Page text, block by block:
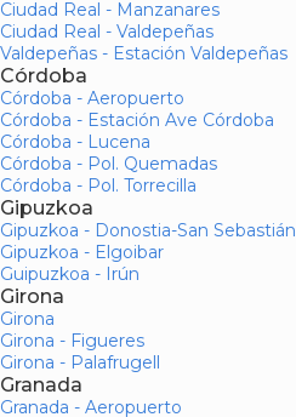
Ciudad Real - Manzanares
Ciudad Real - Valdepeñas
Valdepeñas - Estación Valdepeñas
Córdoba
Córdoba - Aeropuerto
Córdoba - Estación Ave Córdoba
Córdoba - Lucena
Córdoba - Pol. Quemadas
Córdoba - Pol. Torrecilla
Gipuzkoa
Gipuzkoa - Donostia-San Sebastián
Gipuzkoa - Elgoibar
Guipuzkoa - Irún
Girona
Girona
Girona - Figueres
Girona - Palafrugell
Granada
Granada - Aeropuerto